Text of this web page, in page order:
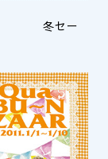
ー